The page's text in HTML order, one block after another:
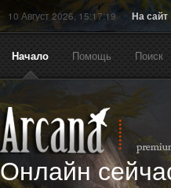
10 Август 2026, 15:17:19 На сайт
Начало Помощь Поиск
Онлайн